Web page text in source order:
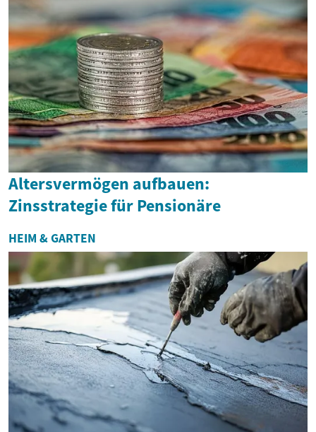
Altersvermögen aufbauen:
Zinsstrategie für Pensionäre
HEIM & GARTEN